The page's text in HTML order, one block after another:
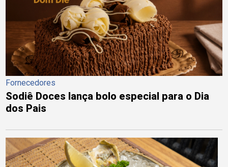
Fornecedores
Sodiê Doces lança bolo especial para o Dia
dos Pais